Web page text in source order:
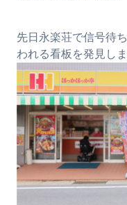
先日永楽荘で信号待
われる看板を発見しま